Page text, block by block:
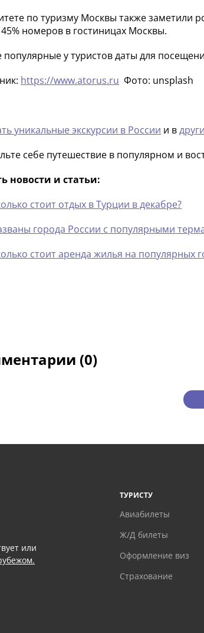
по туризму Москвы также заметили
номеров в гостиницах Москвы.
у туристов даты для
https://www.atorus.ru Фото: unsplash
уникальные экскурсии в России и в
себе путешествие в популярном и
новости и статьи:
стоит отдых в Турции в декабре?
города России с популярными
стоит аренда жилья на популярных
(0)
или
ТУРИСТУ
Авиабилеты
Ж/Д билеты
Оформление виз
Страхование